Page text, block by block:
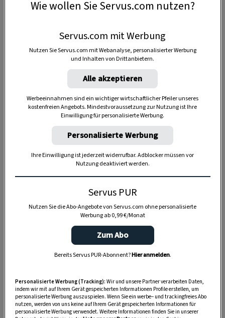
40 Minuten
Anzeige
Wie wollen Sie Servus.com nutzen?
Servus.com mit Werbung
Nutzen Sie Servus.com mit Webanalyse, personalisierter Werbung
und Inhalten von Drittanbietern.
Alle akzeptieren
Werbeeinnahmen sind ein wichtiger wirtschaftlicher Pfeiler unseres
kostenfreien Angebots. Mindestvoraussetzung zur Nutzung ist Ihre
Einwilligung für personalisierte Werbung.
Personalisierte Werbung
Ihre Einwilligung ist jederzeit widerrufbar. Adblocker müssen vor
Nutzung deaktiviert werden.
Servus PUR
Nutzen Sie die Abo-Angebote von Servus.com ohne personalisierte
Werbung ab 0,99 €/Monat
Zum Abo
Bereits Servus PUR-Abonnent?Hier anmelden.
Personalisierte Werbung (Tracking): Wir und unsere Partner verarbeiten Daten,
indem wir mit auf Ihrem Gerät gespeicherten Informationen Profile erstellen, um
personalisierte Werbung auszuspielen. Wenn Sie ein werbe– und trackingfreies Abo
nutzen, werden von uns keine auf Ihrem Gerät gespeicherten Informationen für
personalisierte Werbung verwendet. Weitere Informationen finden Sie in unserer